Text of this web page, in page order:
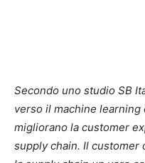
Secondo uno studio SB
verso il machine learning
migliorano la customer
supply chain. Il